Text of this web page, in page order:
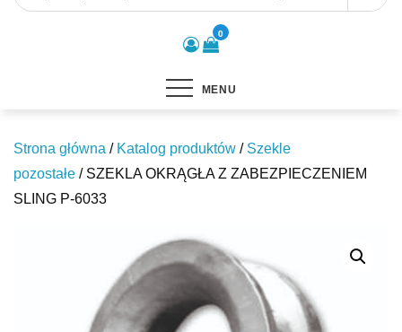
0
MENU
Strona główna / Katalog produktów / Szekle
pozostałe / SZEKLA OKRĄGŁA Z ZABEZPIECZENIEM
SLING P-6033